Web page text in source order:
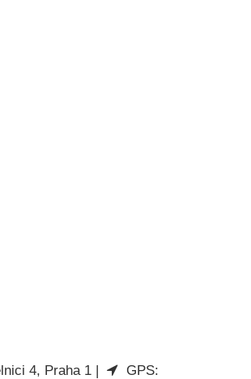
4, Praha 1 |
GPS: